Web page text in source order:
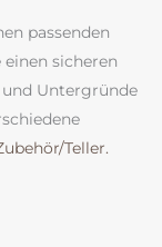
passenden
sicheren
und Untergründe
Teller.